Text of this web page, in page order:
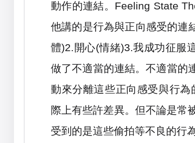
動作的連結。 Feeling State
他講的是行為與正向感受的連
體)2. 開心(情緒)3.我成功征服
做了不適當的連結。不適當的
動來分離這些正向感受與行為
際上有些許差異。但不論是常
受到的是這些偷拍等不良的行